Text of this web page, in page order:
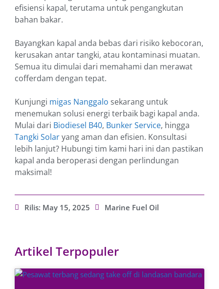
efisiensi kapal, terutama untuk pengangkutan
bahan bakar.
Bayangkan kapal anda bebas dari risiko kebocoran,
kerusakan antar tangki, atau kontaminasi muatan.
Semua itu dimulai dari memahami dan merawat
cofferdam dengan tepat.
Kunjungi migas Nanggalo sekarang untuk
menemukan solusi energi terbaik bagi kapal anda.
Mulai dari Biodiesel B40, Bunker Service, hingga
Tangki Solaryang aman dan efisien. Konsultasi
lebih lanjut? Hubungi tim kami hari ini dan pastikan
kapal anda beroperasi dengan perlindungan
maksimal!
Rilis: May 15, 2025 Marine Fuel Oil
Artikel Terpopuler